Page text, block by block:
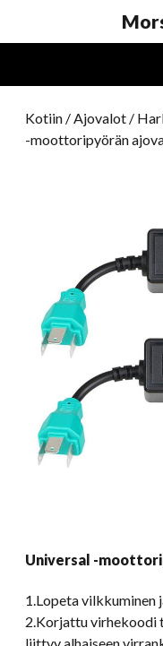
Kotiin /Ajovalot /
-moottoripyörän
Universal -
1.Lopeta vilkkuminen
2.Korjattu virhekoodi